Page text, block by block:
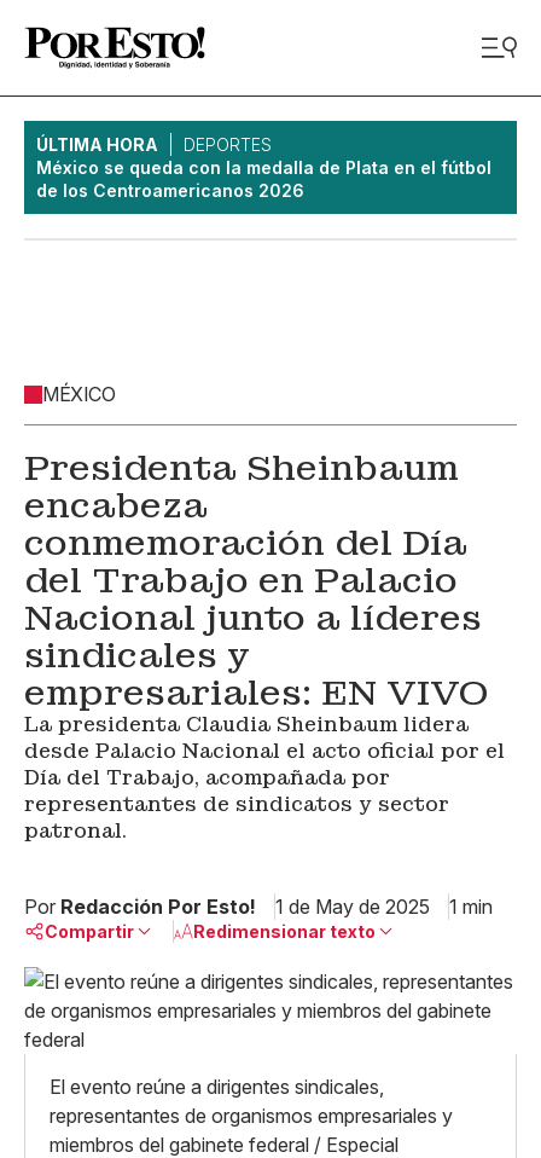
ÚLTIMA HORA
DEPORTES
México se queda con la medalla de Plata en el fútbol
de los Centroamericanos 2026
MÉXICO
Presidenta Sheinbaum
encabeza
conmemoración del Día
del Trabajo en Palacio
Nacional junto a líderes
sindicales y
empresariales: EN VIVO
La presidenta Claudia Sheinbaum lidera
desde Palacio Nacional el acto oficial por el
Día del Trabajo, acompañada por
representantes de sindicatos y sector
patronal.
Por Redacción Por Esto! 1 de May de 2025 1 min
Compartir
Linkedin
Facebook
X
Copiar enlace
Redimensionar texto
Pequeño
Mediano
El evento reúne a dirigentes sindicales,
representantes de organismos empresariales y
miembros del gabinete federal / Especial